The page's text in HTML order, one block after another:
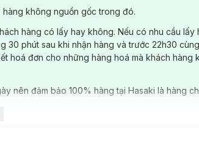
không nguồn gốc trong đó.
hàng có lấy hay không. Nếu có nhu cầu lấy
phút sau khi nhận hàng và trước 22h30
hoá đơn cho những hàng hoá mà khách hàng
nên đảm bảo 100% hàng tại Hasaki là hàng